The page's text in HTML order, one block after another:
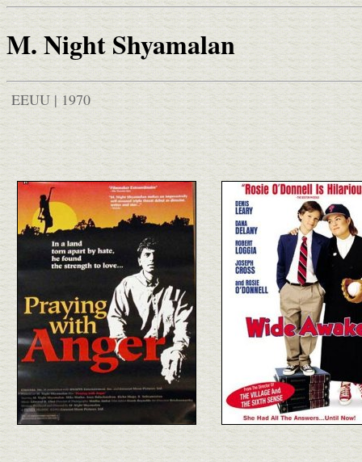
M. Night Shyamalan
EEUU | 1970